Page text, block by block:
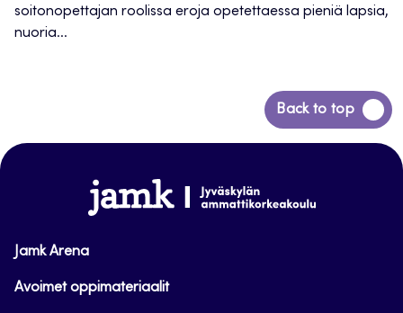
soitonopettajan roolissa eroja opetettaessa pieniä lapsia,
nuoria...
Back to top
Siirry
takaisin
www.jamk.fi
Jamk Arena
Avoimet oppimateriaalit